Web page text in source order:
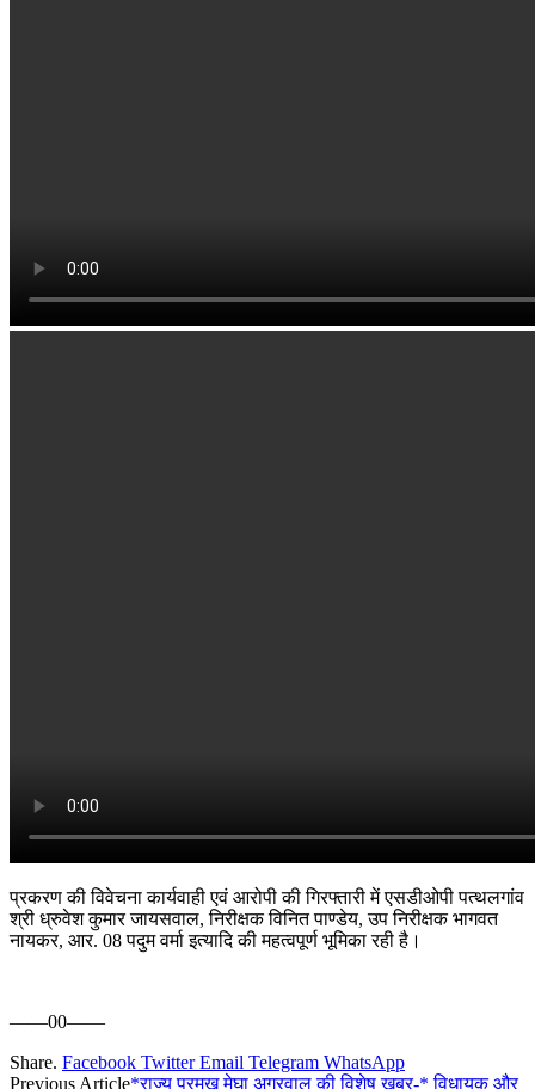
प्रकरण की विवेचना कार्यवाही एवं आरोपी की गिरफ्तारी में एसडीओपी पत्थलगांव
श्री ध्रुवेश कुमार जायसवाल, निरीक्षक विनित पाण्डेय, उप निरीक्षक भागवत
नायकर, आर. 08 पदुम वर्मा इत्यादि की महत्वपूर्ण भूमिका रही है।
——00——
Share. Facebook Twitter Email Telegram WhatsApp
Previous Article*राज्य प्रमुख मेघा अग्रवाल की विशेष खबर-* विधायक और